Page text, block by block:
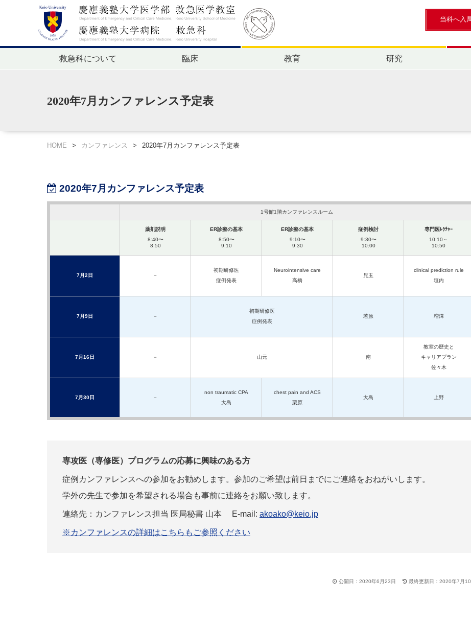
当科へ入
救急科について 臨床 教育 研究
2020年7月カンファレンス予定表
HOME > カンファレンス > 2020年7月カンファレンス予定表
2020年7月カンファレンス予定表
1号館1階カンファレンスルーム
薬剤説明
8:40〜
8:50
ER診療の基本
8:50〜
9:10
ER診療の基本
9:10〜
9:30
症例検討
9:30〜
10:00
専門医ﾚｸﾁｬｰ
10:10～
10:50
7月2日 －
初期研修医
症例発表
Neurointensive care
高橋
児玉
clinical prediction rule
垣内
7月9日 －
初期研修医
症例発表
若原 増澤
7月16日 － 山元 南
教室の歴史と
キャリアプラン
佐々木
7月30日 －
non traumatic CPA
大島
chest pain and ACS
栗原
大島 上野
専攻医（専修医）プログラムの応募に興味のある方
症例カンファレンスへの参加をお勧めします。参加のご希望は前日までにご連絡をおねがいします。
学外の先生で参加を希望される場合も事前に連絡をお願い致します。
連絡先：カンファレンス担当 医局秘書 山本 E-mail: akoako@keio.jp
※カンファレンスの詳細はこちらもご参照ください
公開日：2020年6月23日 最終更新日：2020年7月10